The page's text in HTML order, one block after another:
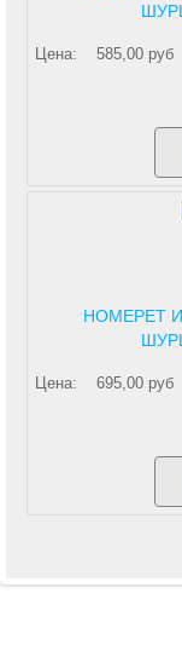
Цена: 585,00 руб
Цена: 695,00 руб